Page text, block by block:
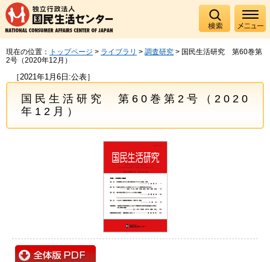
現在の位置： トップページ > ライブラリ > 調査研究 > 国民生活研究 第60巻第
2号（2020年12月）
［2021年1月6日:公表］
国民生活研究 第60巻第2号（2020
年12月）